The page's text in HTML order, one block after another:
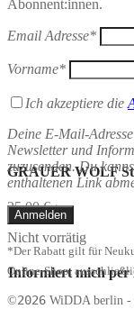
GRAUER WOLF
35,00€ *
Nicht vorrätig
Informiert mich per
Abonnent:innen.
Email Adresse*
Vorname*
Ich akzeptiere die
Deine E-Mail-
Newsletter und
zuzusenden. Du
enthaltenen Link
*Der Rabatt gilt für
Online-Shop,
©2026 WiDDA berlin -